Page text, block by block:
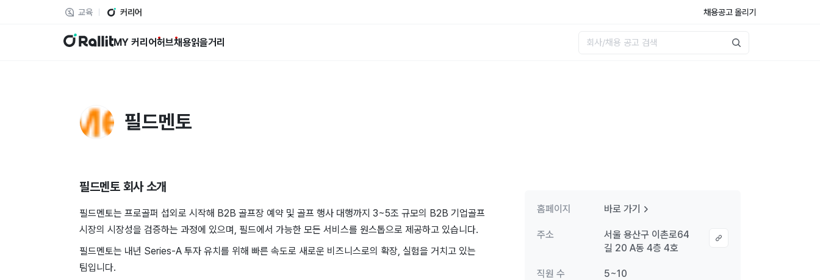
교육 커리어 채용공고 올리기
랠릿 MY 커리어허브채용읽을거리
필드멘토
필드멘토회사 소개
필드멘토는 프로골퍼 섭외로 시작해 B2B 골프장 예약 및 골프 행사 대행까지 3~5조 규모의 B2B 기업골프
시장의 시장성을 검증하는 과정에 있으며, 필드에서 가능한 모든 서비스를 원스톱으로 제공하고 있습니다.
필드멘토는 내년 Series-A 투자 유치를 위해 빠른 속도로 새로운 비즈니스로의 확장, 실험을 거치고 있는
팀입니다.
홈페이지 바로 가기
주소
서울 용산구 이촌로64
길 20 A동 4층 4호
직원 수
5~10